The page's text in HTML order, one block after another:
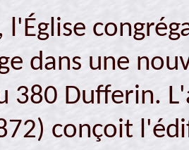
l'Église
dans une
380 Dufferin.
conçoit